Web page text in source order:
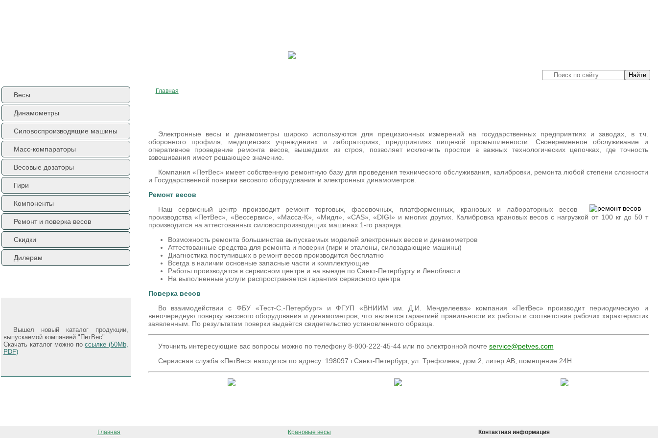
Главная
Электронные весы и динамометры широко используются для прецизионных измерений на государственных предприятиях и заводах, в т.ч.
оборонного профиля, медицинских учреждениях и лабораториях, предприятиях пищевой промышленности. Своевременное обслуживание и
оперативное проведение ремонта весов, вышедших из строя, позволяет исключить простои в важных технологических цепочках, где точность
взвешивания имеет решающее значение.
Компания «ПетВес» имеет собственную ремонтную базу для проведения технического обслуживания, калибровки, ремонта любой степени сложности
и Государственной поверки весового оборудования и электронных динамометров.
Ремонт весов
Наш сервисный центр производит ремонт торговых, фасовочных, платформенных, крановых и лабораторных весов
производства «ПетВес», «Вессервис», «Масса-К», «Мидл», «CAS», «DIGI» и многих других. Калибровка крановых весов с нагрузкой от 100 кг до 50 т
производится на аттестованных силовоспроизводящих машинах 1-го разряда.
Возможность ремонта большинства выпускаемых моделей электронных весов и динамометров
Аттестованные средства для ремонта и поверки (гири и эталоны, силозадающие машины)
Диагностика поступивших в ремонт весов производится бесплатно
Всегда в наличии основные запасные части и комплектующие
Работы производятся в сервисном центре и на выезде по Санкт-Петербургу и Ленобласти
На выполненные услуги распространяется гарантия сервисного центра
Поверка весов
Во взаимодействии с ФБУ «Тест-С.-Петербург» и ФГУП «ВНИИМ им. Д.И. Менделеева» компания «ПетВес» производит периодическую и
внеочередную поверку весового оборудования и динамометров, что является гарантией правильности их работы и соответствия рабочих характеристик
заявленным. По результатам поверки выдаётся свидетельство установленного образца.
Уточнить интересующие вас вопросы можно по телефону 8-800-222-45-44 или по электронной почте service@petves.com
Сервисная служба «ПетВес» находится по адресу: 198097 г.Санкт-Петербург, ул. Трефолева, дом 2, литер АВ, помещение 24Н
Весы
Динамометры
Силовоспроизводящие машины
Масс-компараторы
Весовые дозаторы
Гири
Компоненты
Ремонт и поверка весов
Скидки
Дилерам
Вышел новый каталог продукции,
выпускаемой компанией "ПетВес".
Скачать каталог можно поссылке (50Mb,
PDF)
Главная Крановые весы Контактная информация